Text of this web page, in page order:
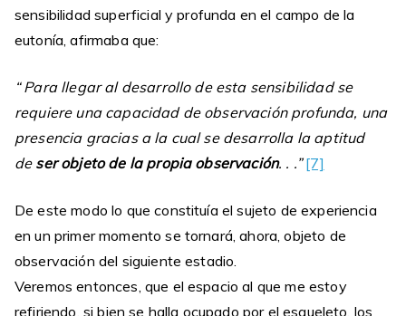
sensibilidad superficial y profunda en el campo de la
eutonía, afirmaba que:
“ Para llegar al desarrollo de esta sensibilidad se
requiere una capacidad de observación profunda, una
presencia gracias a la cual se desarrolla la aptitud
deser objeto de la propia observación. . .” [7]
De este modo lo que constituía el sujeto de experiencia
en un primer momento se tornará, ahora, objeto de
observación del siguiente estadio.
Veremos entonces, que el espacio al que me estoy
refiriendo, si bien se halla ocupado por el esqueleto, los